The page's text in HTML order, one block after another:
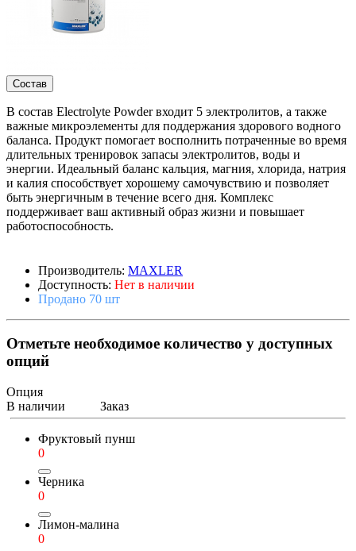
Состав
В состав Electrolyte Powder входит 5 электролитов, а также
важные микроэлементы для поддержания здорового водного
баланса. Продукт помогает восполнить потраченные во время
длительных тренировок запасы электролитов, воды и
энергии. Идеальный баланс кальция, магния, хлорида, натрия
и калия способствует хорошему самочувствию и позволяет
быть энергичным в течение всего дня. Комплекс
поддерживает ваш активный образ жизни и повышает
работоспособность.
Производитель: MAXLER
Доступность: Нет в наличии
Продано 70 шт
Отметьте необходимое количество у доступных
опций
Опция
В наличии
Заказ
Фруктовый пунш
0
Черника
0
Лимон-малина
0